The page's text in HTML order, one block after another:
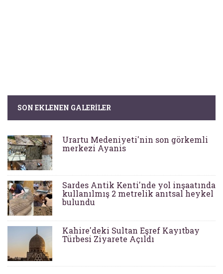
SON EKLENEN GALERILER
Urartu Medeniyeti'nin son görkemli
merkezi Ayanis
Sardes Antik Kenti'nde yol inşaatında
kullanılmış 2 metrelik anıtsal heykel
bulundu
Kahire'deki Sultan Eşref Kayıtbay
Türbesi Ziyarete Açıldı